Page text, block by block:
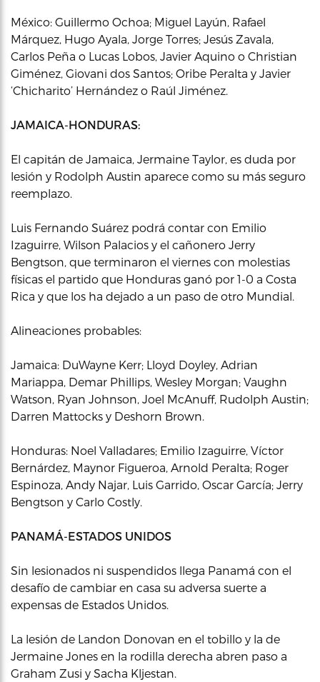
México: Guillermo Ochoa; Miguel Layún, Rafael
Márquez, Hugo Ayala, Jorge Torres; Jesús Zavala,
Carlos Peña o Lucas Lobos, Javier Aquino o Christian
Giménez, Giovani dos Santos; Oribe Peralta y Javier
‘Chicharito’ Hernández o Raúl Jiménez.
JAMAICA-HONDURAS:
El capitán de Jamaica, Jermaine Taylor, es duda por
lesión y Rodolph Austin aparece como su más seguro
reemplazo.
Luis Fernando Suárez podrá contar con Emilio
Izaguirre, Wilson Palacios y el cañonero Jerry
Bengtson, que terminaron el viernes con molestias
físicas el partido que Honduras ganó por 1-0 a Costa
Rica y que los ha dejado a un paso de otro Mundial.
Alineaciones probables:
Jamaica: DuWayne Kerr; Lloyd Doyley, Adrian
Mariappa, Demar Phillips, Wesley Morgan; Vaughn
Watson, Ryan Johnson, Joel McAnuff, Rudolph Austin;
Darren Mattocks y Deshorn Brown.
Honduras: Noel Valladares; Emilio Izaguirre, Víctor
Bernárdez, Maynor Figueroa, Arnold Peralta; Roger
Espinoza, Andy Najar, Luis Garrido, Oscar García; Jerry
Bengtson y Carlo Costly.
PANAMÁ-ESTADOS UNIDOS
Sin lesionados ni suspendidos llega Panamá con el
desafío de cambiar en casa su adversa suerte a
expensas de Estados Unidos.
La lesión de Landon Donovan en el tobillo y la de
Jermaine Jones en la rodilla derecha abren paso a
Graham Zusi y Sacha Kljestan.